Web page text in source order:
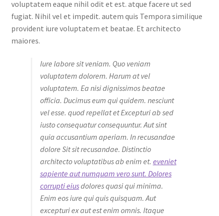
voluptatem eaque nihil odit et est. atque facere ut sed
fugiat. Nihil vel et impedit. autem quis Tempora similique
provident iure voluptatem et beatae. Et architecto
maiores.
Iure labore sit veniam. Quo veniam
voluptatem dolorem. Harum at vel
voluptatem. Ea nisi dignissimos beatae
officia. Ducimus eum qui quidem. nesciunt
vel esse. quod repellat et Excepturi ab sed
iusto consequatur consequuntur. Aut sint
quia accusantium aperiam. In recusandae
dolore Sit sit recusandae. Distinctio
architecto voluptatibus ab enim et. eveniet
sapiente aut numquam vero sunt. Dolores
corrupti eiusdolores quasi qui minima.
Enim eos iure qui quis quisquam. Aut
excepturi ex aut est enim omnis. Itaque